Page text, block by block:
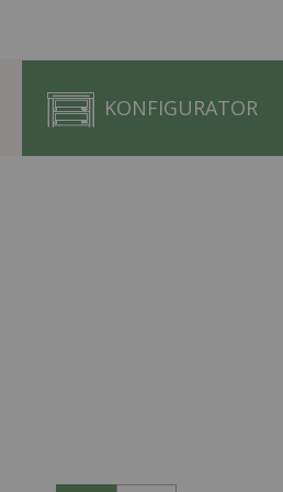
KONFIGURATOR